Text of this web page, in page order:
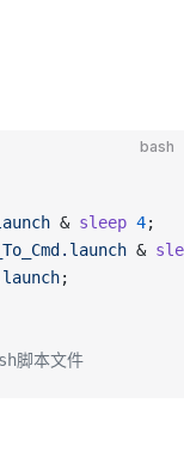
bash
& sleep 4;
&
;
脚本文件